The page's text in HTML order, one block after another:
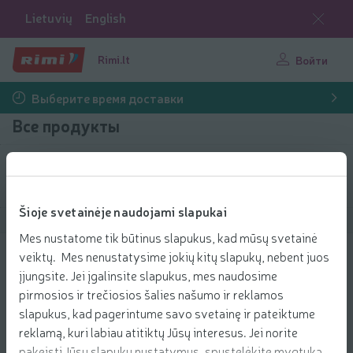
Šioje svetainėje naudojami slapukai
Mes nustatome tik būtinus slapukus, kad mūsų svetainė
veiktų. Mes nenustatysime jokių kitų slapukų, nebent juos
įjungsite. Jei įgalinsite slapukus, mes naudosime
pirmosios ir trečiosios šalies našumo ir reklamos
slapukus, kad pagerintume savo svetainę ir pateiktume
reklamą, kuri labiau atitiktų Jūsų interesus. Jei norite
Lietuvių English
Rimi.lt Войти
Выберите время доставки
Все продукты
Фильтровать продукты
Показать продукты 40
Vištienos skonio ryžių makaronai
MAMA, 55 g
1.89 € за шт.
1 89
€/шт.Цена за единицу: 34,36 €/кг
34,36 €/кг
Добавить в корзину